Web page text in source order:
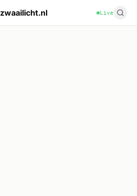
zwaailicht.nl Live